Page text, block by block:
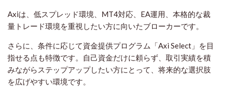
Axiは、低スプレッド環境、MT4対応、EA運用、本格的な裁
量トレード環境を重視したい方に向いたブローカーです。
さらに、条件に応じて資金提供プログラム「Axi Select」を目
指せる点も特徴です。自己資金だけに頼らず、取引実績を積
みながらステップアップしたい方にとって、将来的な選択肢
を広げやすい環境です。